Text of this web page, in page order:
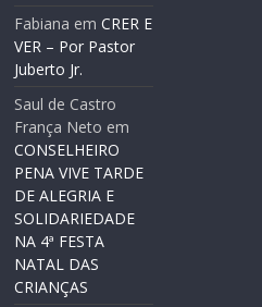
Fabiana emCRER E
VER – Por Pastor
Juberto Jr.
Saul de Castro
França Neto em
CONSELHEIRO
PENA VIVE TARDE
DE ALEGRIA E
SOLIDARIEDADE
NA 4ª FESTA
NATAL DAS
CRIANÇAS